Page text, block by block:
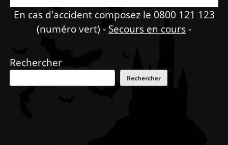
En cas d'accident composez le 0800 121 123
(numéro vert) - Secours en cours-
Rechercher
Rechercher